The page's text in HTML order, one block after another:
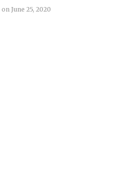
on June 25, 2020